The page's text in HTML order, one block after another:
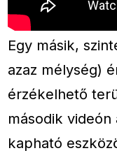
Egy másik,
azaz mélység)
érzékelhető
második
kapható